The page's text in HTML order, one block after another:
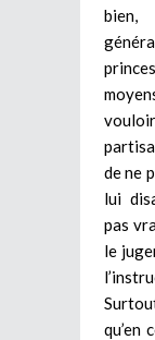
de ne
lui
pas
le
qu’en